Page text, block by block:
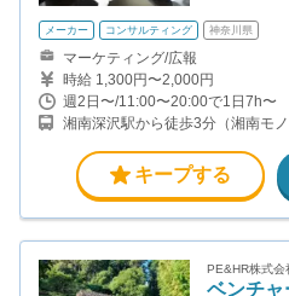
メーカー コンサルティング 神奈川県
マーケティング/広報
時給 1,300円〜2,000円
週2日〜/11:00〜20:00で1日7h〜
湘南深沢駅から徒歩3分（湘南モノ
キープする
PE&HR株式会
ベンチャ